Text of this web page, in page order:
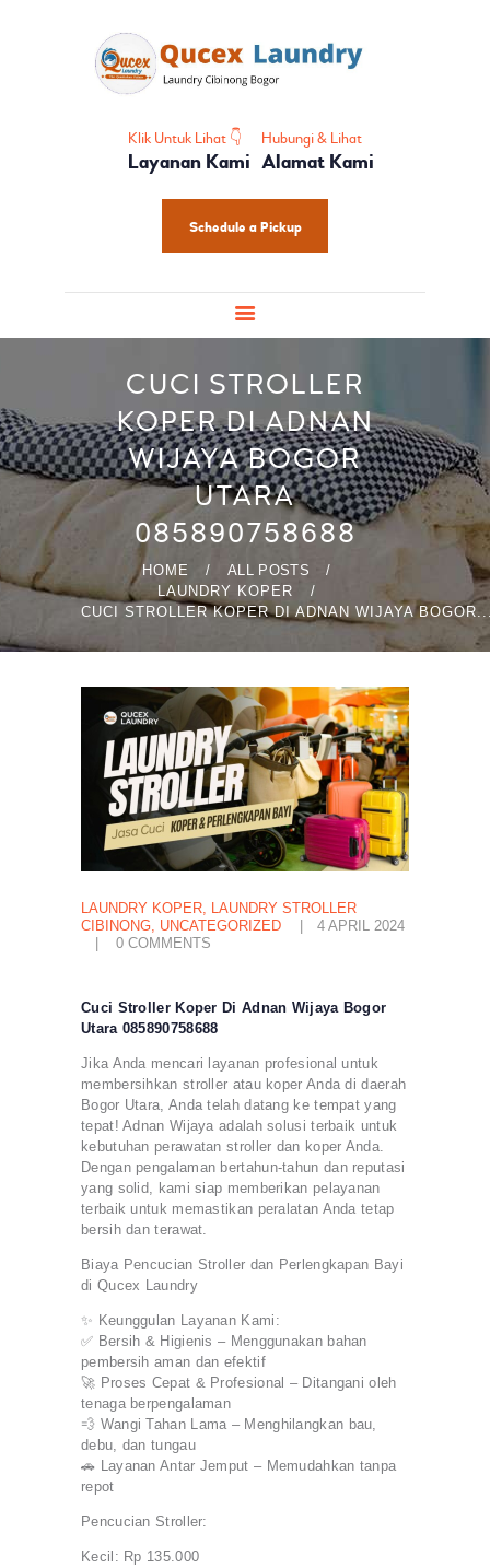
Klik Untuk Lihat 👇
Layanan Kami
Hubungi & Lihat
Alamat Kami
Schedule a Pickup
CUCI STROLLER
KOPER DI ADNAN
WIJAYA BOGOR
UTARA
085890758688
HOME
ALL POSTS
LAUNDRY KOPER
CUCI STROLLER KOPER DI ADNAN WIJAYA
PROFIL
HOME CARE
SHOES CARE
BABY CARE
PAKET LAUNDRY
PELATIHAN
LAUNDRY KOPER LAUNDRY STROLLER
CIBINONG UNCATEGORIZED
4 APRIL 2024
0 COMMENTS
Cuci Stroller Koper Di Adnan Wijaya Bogor
Utara 085890758688
Jika Anda mencari layanan profesional untuk
membersihkan stroller atau koper Anda di daerah
Bogor Utara, Anda telah datang ke tempat yang
tepat! Adnan Wijaya adalah solusi terbaik untuk
kebutuhan perawatan stroller dan koper Anda.
Dengan pengalaman bertahun-tahun dan reputasi
yang solid, kami siap memberikan pelayanan
terbaik untuk memastikan peralatan Anda tetap
bersih dan terawat.
Biaya Pencucian Stroller dan Perlengkapan Bayi
di Qucex Laundry
✨ Keunggulan Layanan Kami:
✅ Bersih & Higienis – Menggunakan bahan
pembersih aman dan efektif
🚀 Proses Cepat & Profesional – Ditangani oleh
tenaga berpengalaman
💨 Wangi Tahan Lama – Menghilangkan bau,
debu, dan tungau
🚗 Layanan Antar Jemput – Memudahkan tanpa
repot
Pencucian Stroller:
Kecil: Rp 135.000